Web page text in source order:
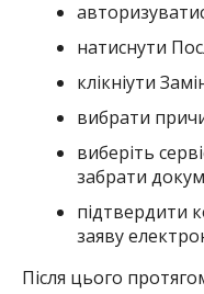
натиснути
клікніути
вибрати
виберіть
забрати
підтвердити
заяву
Після цього